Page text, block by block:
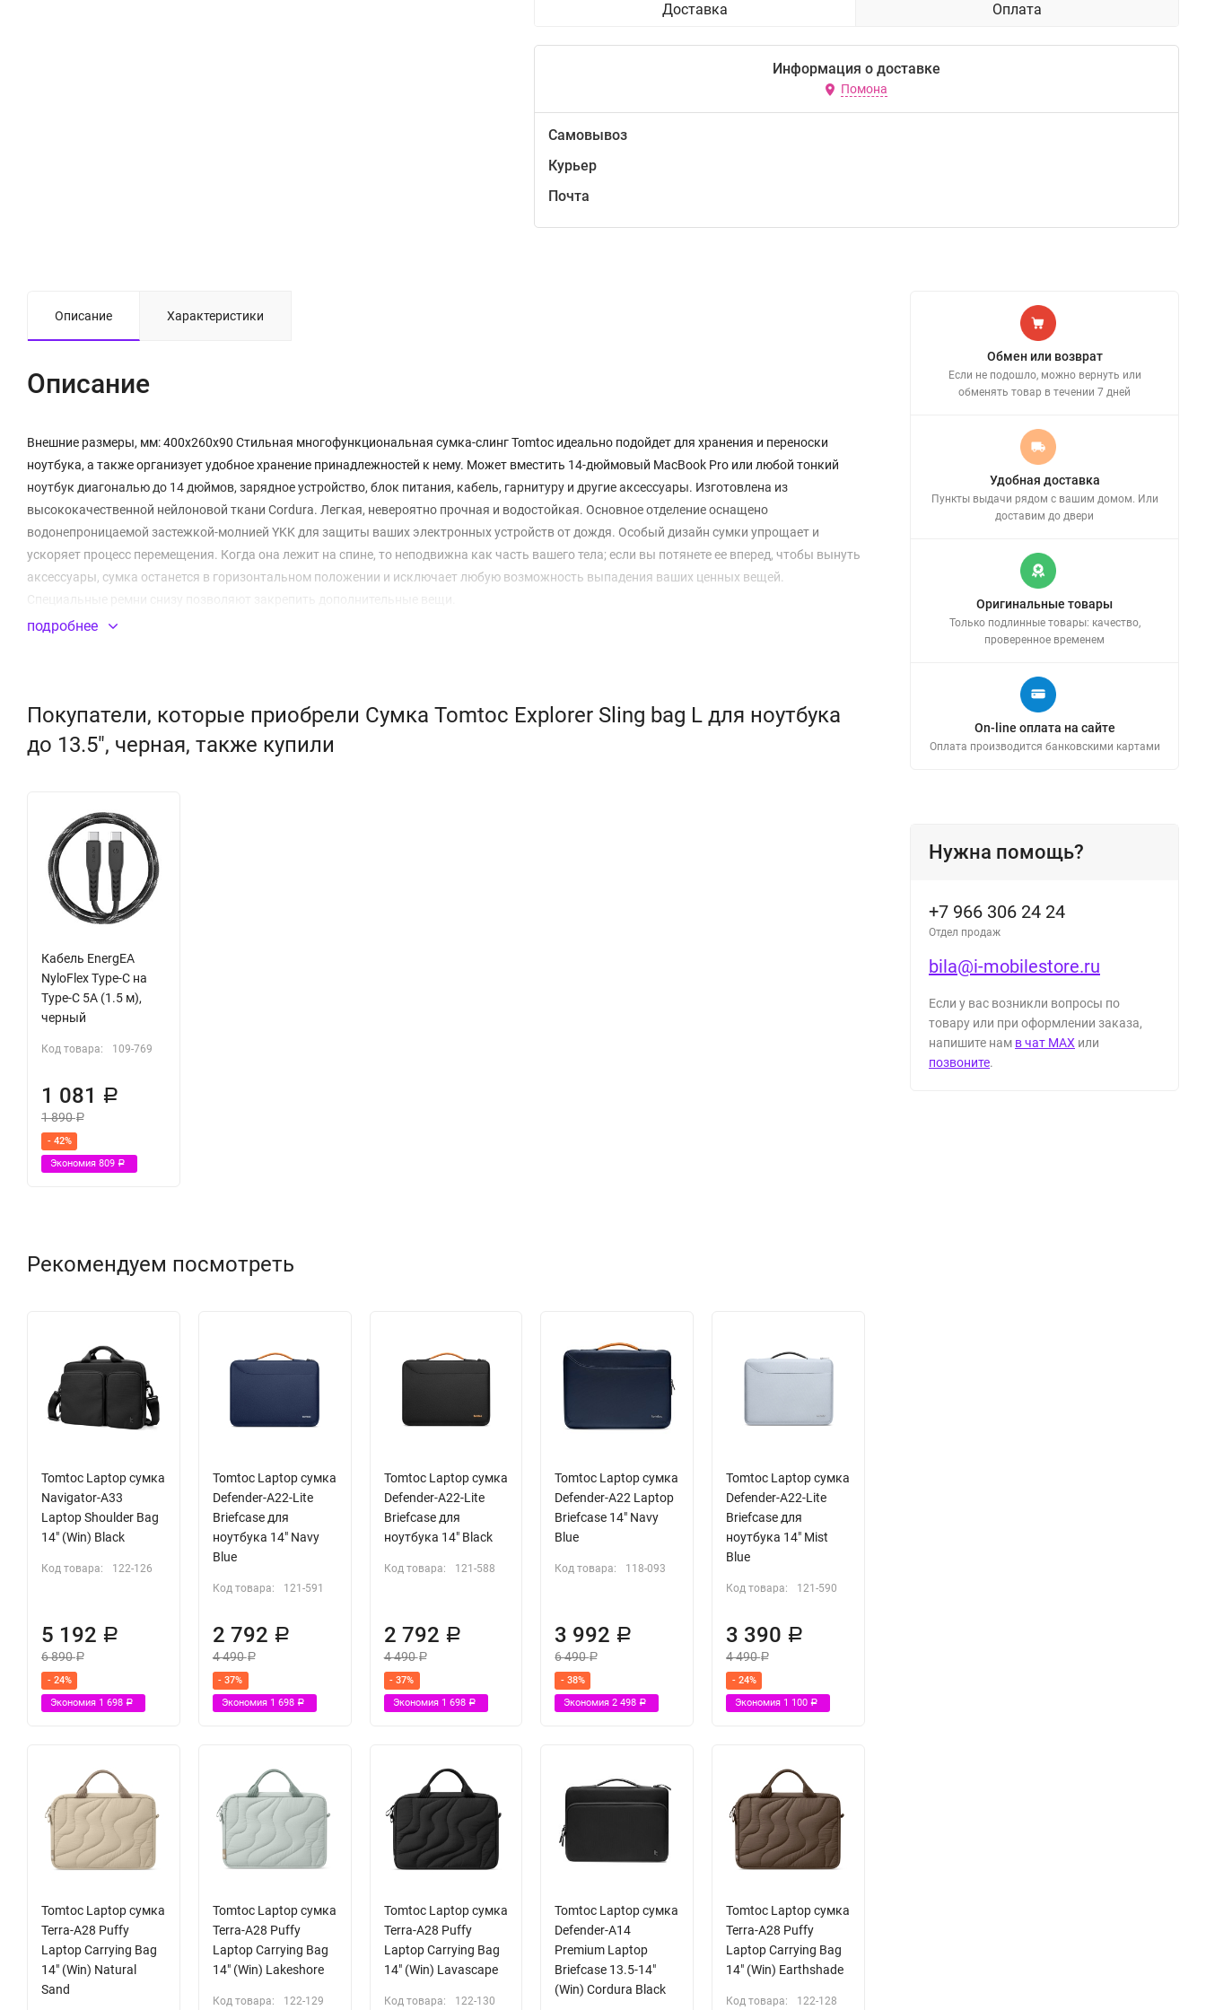
Доставка Оплата
Информация о доставке
Помона
Самовывоз
Курьер
Почта
Описание Характеристики
Описание
Внешние размеры, мм: 400x260x90 Стильная многофункциональная сумка-слинг Tomtoc идеально подойдет для хранения и переноски
ноутбука, а также организует удобное хранение принадлежностей к нему. Может вместить 14-дюймовый MacBook Pro или любой тонкий
ноутбук диагональю до 14 дюймов, зарядное устройство, блок питания, кабель, гарнитуру и другие аксессуары. Изготовлена из
высококачественной нейлоновой ткани Cordura. Легкая, невероятно прочная и водостойкая. Основное отделение оснащено
водонепроницаемой застежкой-молнией YKK для защиты ваших электронных устройств от дождя. Особый дизайн сумки упрощает и
ускоряет процесс перемещения. Когда она лежит на спине, то неподвижна как часть вашего тела; если вы потянете ее вперед, чтобы вынуть
аксессуары, сумка останется в горизонтальном положении и исключает любую возможность выпадения ваших ценных вещей.
Специальные ремни снизу позволяют закрепить дополнительные вещи.
Несколько отсеков для хранения
Совместимость:
- 14-дюймовый MacBook Pro M1 Pro/Max
- 13-дюймовый MacBook Pro
- ноутбуки и ультрабуки с диагональю до 14 дюймов
подробнее
Покупатели, которые приобрели Сумка Tomtoc Explorer Sling bag L для ноутбука
до 13.5", черная, также купили
Кабель EnergEA
NyloFlex Type-C на
Type-C 5A (1.5 м),
черный
Код товара: 109-769
1 081 Р
1 890Р
- 42%
Экономия 809 Р
Рекомендуем посмотреть
Tomtoc Laptop сумка
Navigator-A33
Laptop Shoulder Bag
14" (Win) Black
Код товара: 122-126
5 192 Р
6 890Р
- 24%
Экономия 1 698 Р
Tomtoc Laptop сумка
Defender-A22-Lite
Briefcase для
ноутбука 14" Navy
Blue
Код товара: 121-591
2 792 Р
4 490Р
- 37%
Экономия 1 698 Р
Tomtoc Laptop сумка
Defender-A22-Lite
Briefcase для
ноутбука 14" Black
Код товара: 121-588
2 792 Р
4 490Р
- 37%
Экономия 1 698 Р
Tomtoc Laptop сумка
Defender-A22 Laptop
Briefcase 14" Navy
Blue
Код товара: 118-093
3 992 Р
6 490Р
- 38%
Экономия2 498Р
Tomtoc Laptop сумка
Defender-A22-Lite
Briefcase для
ноутбука 14" Mist
Blue
Код товара: 121-590
3 390 Р
4 490Р
- 24%
Экономия 1 100Р
Tomtoc Laptop сумка
Terra-A28 Puffy
Laptop Carrying Bag
14" (Win) Natural
Sand
Tomtoc Laptop сумка
Terra-A28 Puffy
Laptop Carrying Bag
14" (Win) Lakeshore
Код товара: 122-129
Tomtoc Laptop сумка
Terra-A28 Puffy
Laptop Carrying Bag
14" (Win) Lavascape
Код товара: 122-130
Tomtoc Laptop сумка
Defender-A14
Premium Laptop
Briefcase 13.5-14"
(Win) Cordura Black
Tomtoc Laptop сумка
Terra-A28 Puffy
Laptop Carrying Bag
14" (Win) Earthshade
Код товара: 122-128
Обмен или возврат
Если не подошло, можно вернуть или
обменять товар в течении 7 дней
Удобная доставка
Пункты выдачи рядом с вашим домом. Или
доставим до двери
Оригинальные товары
Только подлинные товары: качество,
проверенное временем
On-line оплата на сайте
Оплата производится банковскими картами
Нужна помощь?
+7 966 306 24 24
Отдел продаж
bila@i-mobilestore.ru
Если у вас возникли вопросы по
товару или при оформлении заказа,
напишите нам в чат MAX или
позвоните.